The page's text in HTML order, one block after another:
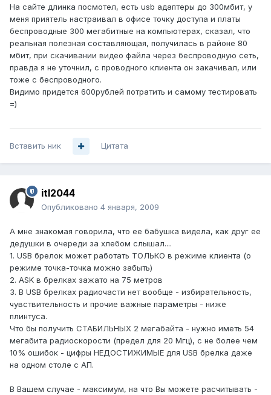
На сайте длинка посмотел, есть usb адаптеры до 300мбит, у
меня приятель настраивал в офисе точку доступа и платы
беспроводные 300 мегабитные на компьютерах, сказал, что
реальная полезная составляющая, получилась в районе 80
мбит, при скачивании видео файла через беспроводную сеть,
правда я не уточнил, с проводного клиента он закачивал, или
тоже с беспроводного.
Видимо придется 600рублей потратить и самому тестировать
=)
Вставить ник Цитата
itl2044
Опубликовано 4 января, 2009
А мне знакомая говорила, что ее бабушка видела, как друг ее
дедушки в очереди за хлебом слышал....
1. USB брелок может работать ТОЛЬКО в режиме клиента (о
режиме точка-точка можно забыть)
2. ASK в брелках зажато на 75 метров
3. В USB брелках радиочасти нет вообще - избирательность,
чувствительность и прочие важные параметры - ниже
плинтуса.
Что бы получить СТАБИЛЬНЫХ 2 мегабайта - нужно иметь 54
мегабита радиоскорости (предел для 20 Мгц), с не более чем
10% ошибок - цифры НЕДОСТИЖИМЫЕ для USB брелка даже
на одном столе с АП.
В Вашем случае - максимум, на что Вы можете расчитывать -